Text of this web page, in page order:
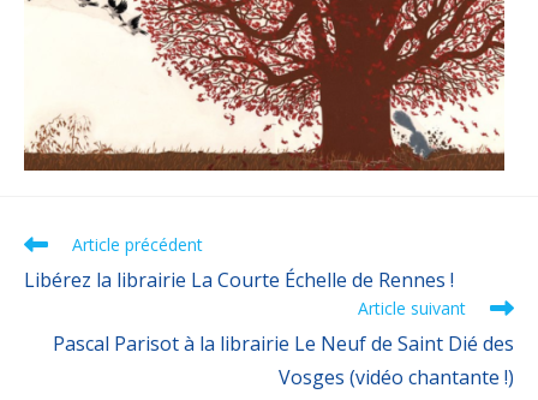
Article précédent
Libérez la librairie La Courte Échelle de Rennes !
Article suivant
Pascal Parisot à la librairie Le Neuf de Saint Dié des
Vosges (vidéo chantante !)